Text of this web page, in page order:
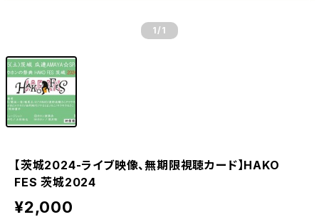
1 /1
【茨城2024-ライブ映像、無期限視聴カード】HAKO
FES 茨城2024
¥2,000